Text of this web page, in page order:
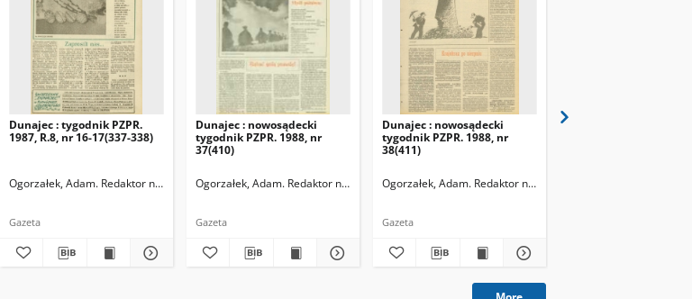
Dunajec : tygodnik PZPR.
1987, R.8, nr 16-17(337-338)
Ogorzałek, Adam. Redaktor naczelny
Gazeta
Dunajec : nowosądecki
tygodnik PZPR. 1988, nr
37(410)
Ogorzałek, Adam. Redaktor naczelny
Gazeta
Dunajec : nowosądecki
tygodnik PZPR. 1988, nr
38(411)
Ogorzałek, Adam. Redaktor naczelny
Gazeta